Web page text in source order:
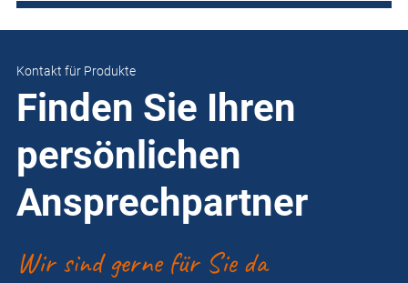
Kontakt für Produkte
Finden Sie Ihren
persönlichen
Ansprechpartner
Wir sind gerne für Sie da